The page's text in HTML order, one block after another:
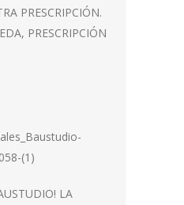
PRESCRIPCIÓN.
PRESCRIPCIÓN
LA